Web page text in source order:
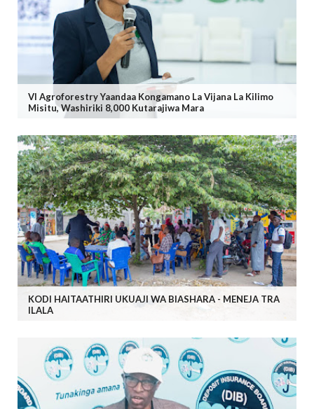
VI Agroforestry Yaandaa Kongamano La Vijana La Kilimo
Misitu, Washiriki 8,000 Kutarajiwa Mara
KODI HAITAATHIRI UKUAJI WA BIASHARA - MENEJA TRA
ILALA